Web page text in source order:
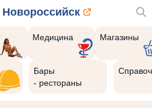
Новороссийск
Медицина Магазины
Бары
- рестораны